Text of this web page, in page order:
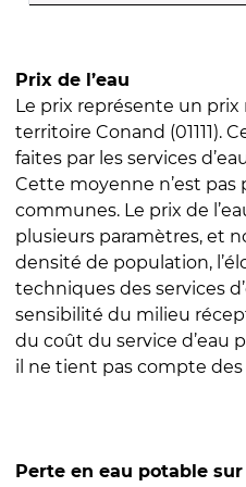
Prix de l’eau
Le prix représente un
territoire Conand (01111).
faites par les services
Cette moyenne n’est pas
communes. Le prix de
plusieurs paramètres, et
densité de population,
techniques des services
sensibilité du milieu
du coût du service d’eau
il ne tient pas compte
Perte en eau potable